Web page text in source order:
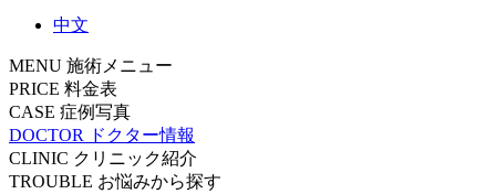
中文
MENU 施術メニュー
PRICE 料金表
CASE 症例写真
DOCTOR
ドクター情報
CLINIC クリニック紹介
TROUBLE お悩みから探す